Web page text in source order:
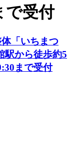
で受付